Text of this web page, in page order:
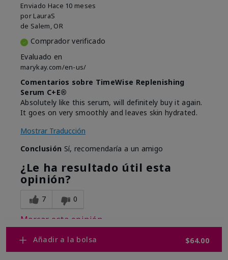
Añadir a la bolsa $64.00
Enviado Hace 10 meses
por LauraS
de Salem, OR
Comprador verificado
Evaluado en
marykay.com/en-us/
Comentarios sobre TimeWise Replenishing
Serum C+E®
Absolutely like this serum, will definitely buy it again.
It goes on very smoothly and leaves skin hydrated.
Mostrar Traducción
Conclusión Sí, recomendaría a un amigo
¿Le ha resultado útil esta
opinión?
7 0
Marcar esta opinión